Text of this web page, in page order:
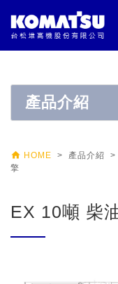
產品介紹
 HOME
> 產品介紹 >
擎
EX 10噸 柴